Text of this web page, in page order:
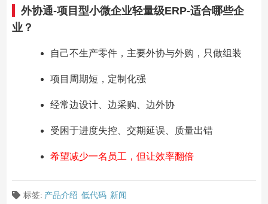
外协通-项目型小微企业轻量级ERP-适合哪些企
业？
自己不生产零件，主要外协与外购，只做组装
项目周期短，定制化强
经常边设计、边采购、边外协
受困于进度失控、交期延误、质量出错
希望减少一名员工，但让效率翻倍
标签: 产品介绍 低代码 新闻